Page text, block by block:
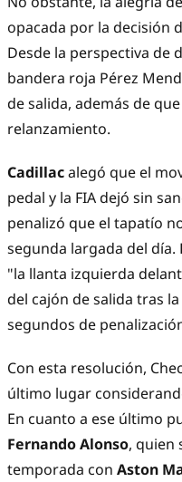
opacada por la decisión
Desde la perspectiva de
bandera roja Pérez
de salida, además de
relanzamiento.
Cadillacalegó que el
pedal y la FIA dejó sin
penalizó que el tapatío
segunda largada del
"la llanta izquierda
del cajón de salida tras
segundos de
Con esta resolución,
último lugar
En cuanto a ese último
FernandoAlonso, quien
temporada con Aston